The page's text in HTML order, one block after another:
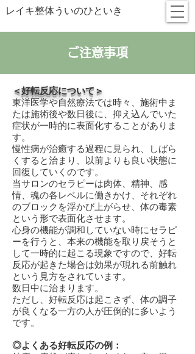
レイキ整体ういのひといき
ご注意事項
＜好転反応について＞
東洋医学や自然療法では時々、施術中ま
たは施術後や数日後に、抑え込んでいた
症状が一時的に表面化することがありま
す。
慢性病が治癒する過程に見られ、しばら
くすると治まり、以前よりも良い状態に
回復していくのです。
当サロンのセラピーは肉体、精神、感
情、魂の各レベルに働きかけ、それぞれ
のブロックを浮かび上がらせ、体の毒素
という形で表面化させます。
心身の機能が調和していない時にセラピ
ーを行うと、本来の機能を取り戻そうと
して一時的に起こる現象ですので、好転
反応が起きた場合は効果が現れる前触れ
という見方をされています。
数日中に治まります。
ただし、好転反応は起こさず、体の調子
が良くなる一方の人が圧倒的に多いよう
です。
◎よくある好転反応の例：